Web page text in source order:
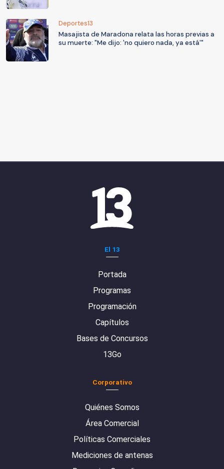
Deportes13
Masajista de Maradona relata las horas previas a
su muerte: "Me dijo: 'no quiero nada, ya está'"
El 13
Portada
Programas
Programación
Capítulos
Bases de Concursos
13Go
Corporativo
Quiénes Somos
Área Comercial
Políticas Comerciales
Mediciones de antenas